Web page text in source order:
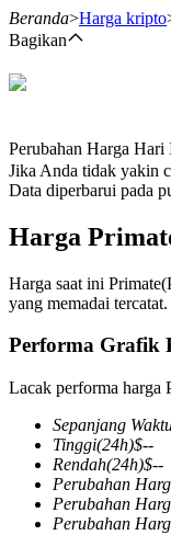
Beranda>Harga kripto
Bagikan
Perubahan Harga Hari
Jika Anda tidak yakin
Data diperbarui pada
Harga
Harga saat ini
yang memadai tercatat.
Performa Grafik
Lacak performa harga
Sepanjang
Tinggi(24h)$--
Rendah(24h)$--
Perubahan
Perubahan
Perubahan